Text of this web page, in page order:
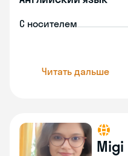
С носителем
Читать дальше
Migi